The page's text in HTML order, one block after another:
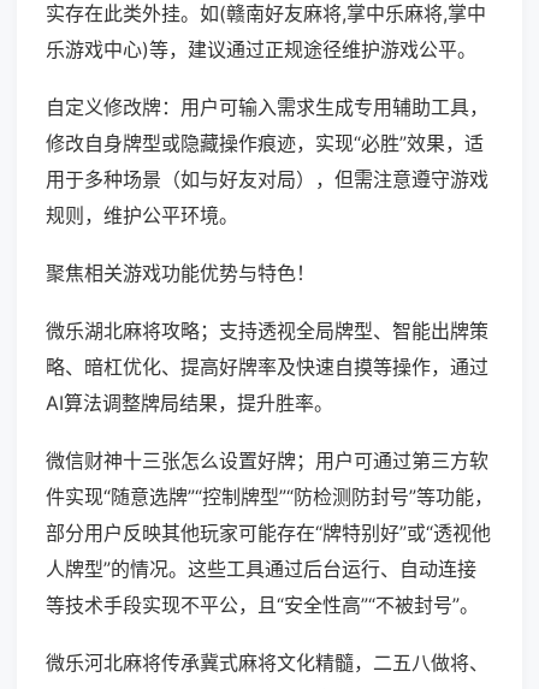
实存在此类外挂。如(赣南好友麻将,掌中乐麻将,掌中
乐游戏中心)等，建议通过正规途径维护游戏公平。
自定义修改牌：用户可输入需求生成专用辅助工具，
修改自身牌型或隐藏操作痕迹，实现“必胜”效果，适
用于多种场景（如与好友对局），但需注意遵守游戏
规则，维护公平环境。
聚焦相关游戏功能优势与特色！
微乐湖北麻将攻略；支持透视全局牌型、智能出牌策
略、暗杠优化、提高好牌率及快速自摸等操作，通过
AI算法调整牌局结果，提升胜率。
微信财神十三张怎么设置好牌；用户可通过第三方软
件实现“随意选牌”“控制牌型”“防检测防封号”等功能，
部分用户反映其他玩家可能存在“牌特别好”或“透视他
人牌型”的情况。这些工具通过后台运行、自动连接
等技术手段实现不平公，且“安全性高”“不被封号”。
微乐河北麻将传承冀式麻将文化精髓，二五八做将、